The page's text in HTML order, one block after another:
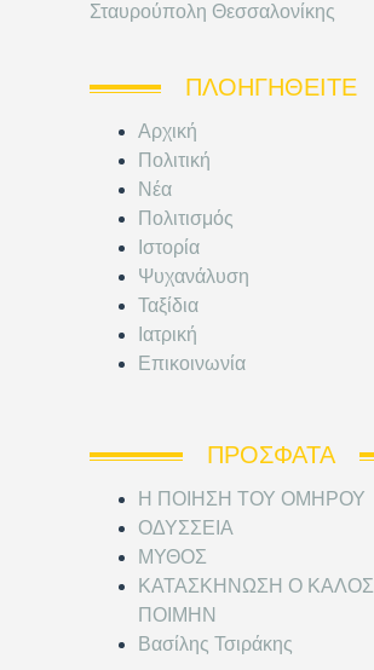
Σταυρούπολη Θεσσαλονίκης
ΠΛΟΗΓΗΘΕΊΤΕ
Αρχική
Πολιτική
Νέα
Πολιτισμός
Ιστορία
Ψυχανάλυση
Ταξίδια
Ιατρική
Επικοινωνία
ΠΡΌΣΦΑΤΑ
Η ΠΟΙΗΣΗ ΤΟΥ ΟΜΗΡΟΥ
ΟΔΥΣΣΕΙΑ
ΜΥΘΟΣ
ΚΑΤΑΣΚΗΝΩΣΗ Ο ΚΑΛΟΣ
ΠΟΙΜΗΝ
Βασίλης Τσιράκης